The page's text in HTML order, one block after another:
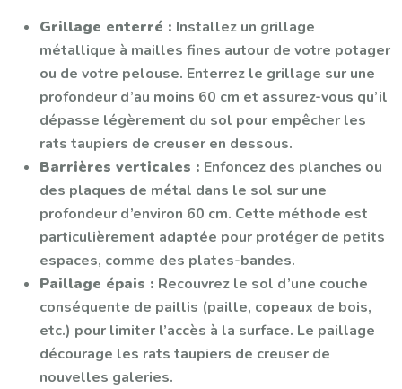
Grillage enterré : Installez un grillage
métallique à mailles fines autour de votre potager
ou de votre pelouse. Enterrez le grillage sur une
profondeur d’au moins 60 cm et assurez-vous qu’il
dépasse légèrement du sol pour empêcher les
rats taupiers de creuser en dessous.
Barrières verticales : Enfoncez des planches ou
des plaques de métal dans le sol sur une
profondeur d’environ 60 cm. Cette méthode est
particulièrement adaptée pour protéger de petits
espaces, comme des plates-bandes.
Paillage épais : Recouvrez le sol d’une couche
conséquente de paillis (paille, copeaux de bois,
etc.) pour limiter l’accès à la surface. Le paillage
décourage les rats taupiers de creuser de
nouvelles galeries.